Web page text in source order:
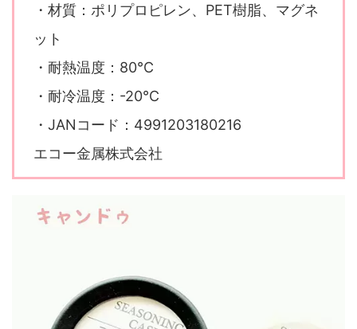
・材質：ポリプロピレン、PET樹脂、マグネ
ット
・耐熱温度：80℃
・耐冷温度：-20℃
・JANコード：4991203180216
エコー金属株式会社